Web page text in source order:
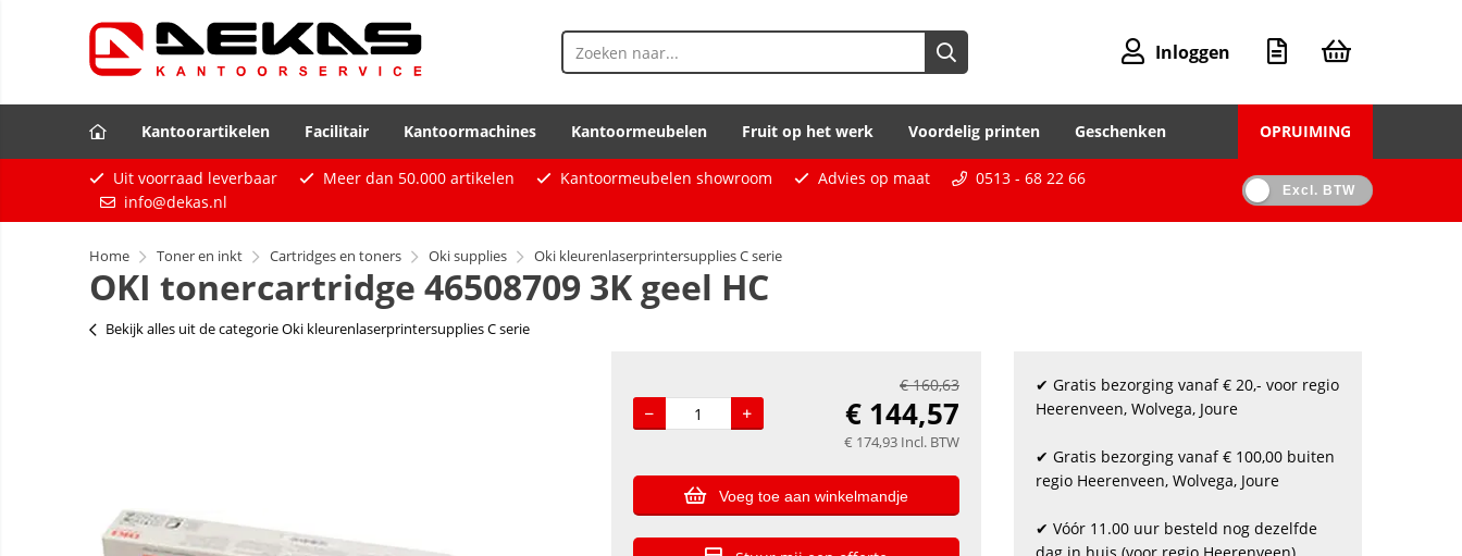
Inloggen
Kantoorartikelen Facilitair Kantoormachines Kantoormeubelen Fruit op het werk Voordelig printen Geschenken OPRUIMING
Uit voorraad leverbaar Meer dan 50.000 artikelen Kantoormeubelen showroom Advies op maat
0513 - 68 22 66
info@dekas.nl
Excl. BTW
Home Toner en inkt Cartridges en toners Oki supplies Oki kleurenlaserprintersupplies C serie
OKI tonercartridge 46508709 3K geel HC
Bekijk alles uit de categorie Oki kleurenlaserprintersupplies C serie
€160,63
€ 144,57
€ 174,93 Incl. BTW
Voeg toe aan winkelmandje
✔ Gratis bezorging vanaf € 20,- voor regio
Heerenveen, Wolvega, Joure
✔ Gratis bezorging vanaf € 100,00 buiten
regio Heerenveen, Wolvega, Joure
✔ Vóór 11.00 uur besteld nog dezelfde